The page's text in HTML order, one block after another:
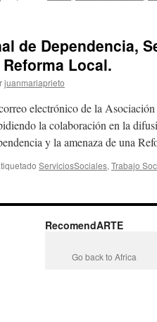
de Dependencia,
Local.
juanmariaprieto
electrónico de la
la colaboración en la
y la amenaza de una
ServiciosSociales, Trabajo
RecomendARTE
Go back to Africa